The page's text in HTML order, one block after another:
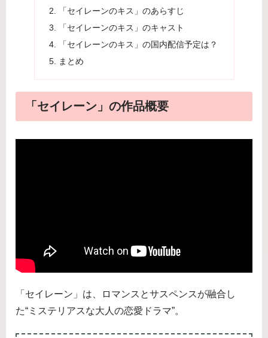
「セイレーンのキス」のあらすじ
「セイレーンのキス」のキャスト
「セイレーンのキス」の国内配信予定は？
まとめ
「セイレーン」の作品概要
「セイレーン」は、ロマンスとサスペンスが融合し
た“ミステリアスな大人の恋愛ドラマ”。